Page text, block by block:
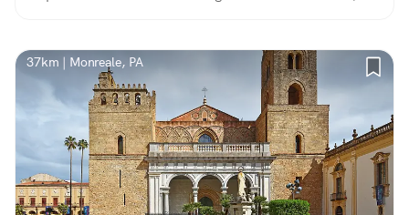
37km | Monreale, PA